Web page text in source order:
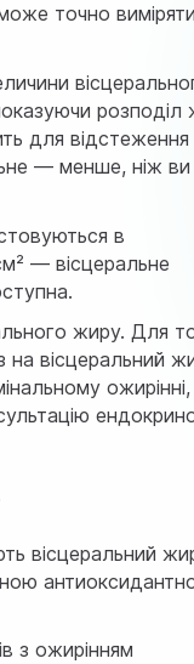
точно виміряти
розподіл
для відстеження
— менше, ніж ви
в
— вісцеральне
жиру. Для
на вісцеральний
вісцеральний
з ожирінням